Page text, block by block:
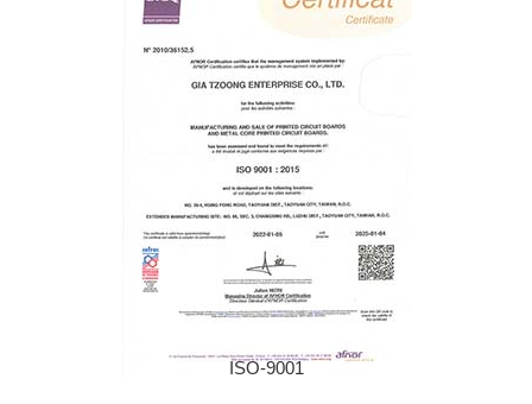
ISO-9001